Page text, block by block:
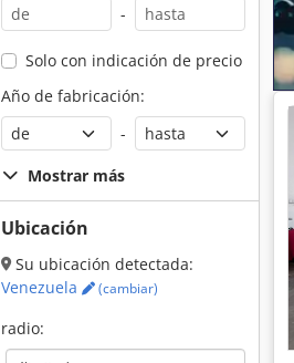
-
Solo con indicación de precio
Año de fabricación:
-
Mostrar más
Ubicación
Su ubicación detectada:
Venezuela
(cambiar)
radio: